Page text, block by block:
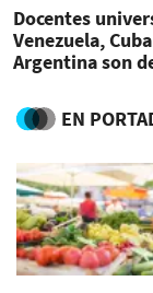
Docentes
Venezuela,
Argentina son
pagados de
EN